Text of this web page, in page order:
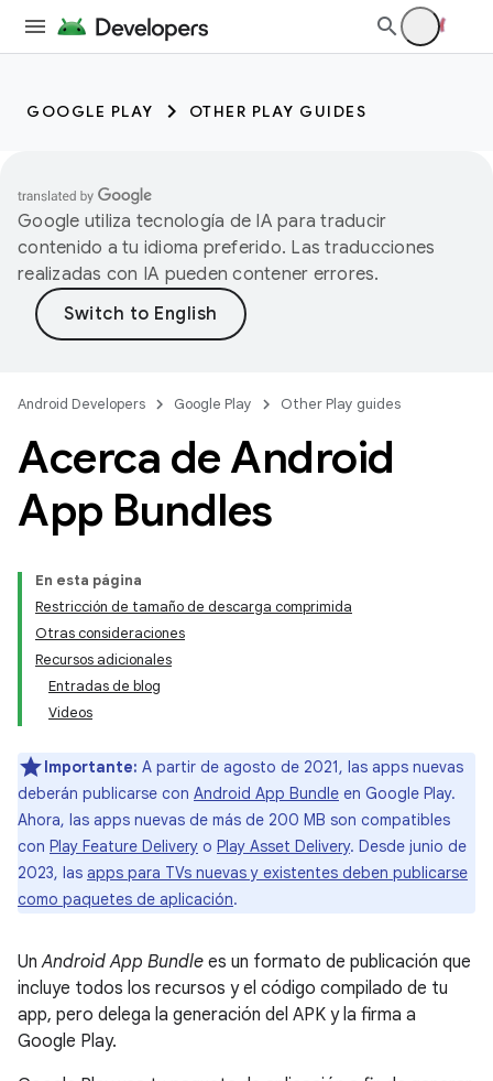
GOOGLE PLAY OTHER PLAY GUIDES
Google utiliza tecnología de IA para traducir
contenido a tu idioma preferido. Las traducciones
realizadas con IA pueden contener errores.
Android Developers Google Play Other Play guides
Acerca de Android
App Bundles
En esta página
Restricción de tamaño de descarga comprimida
Otras consideraciones
Recursos adicionales
Entradas de blog
Videos
Importante: A partir de agosto de 2021, las apps nuevas
deberán publicarse con Android App Bundle en Google Play.
Ahora, las apps nuevas de más de 200 MB son compatibles
con Play Feature Delivery o Play Asset Delivery. Desde junio de
2023, las apps para TVs nuevas y existentes deben publicarse
como paquetes de aplicación.
UnAndroid App Bundle es un formato de publicación que
incluye todos los recursos y el código compilado de tu
app, pero delega la generación del APK y la firma a
Google Play.